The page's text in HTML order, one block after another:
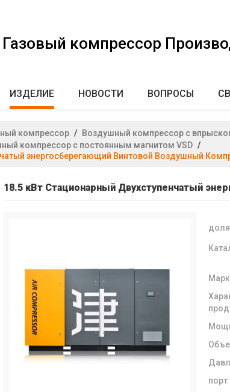
компрессор
ИЗДЕЛИЕ НОВОСТИ ВОПРОСЫ
компрессор / Воздушный компрессор с
компрессор с постоянным магнитом VSD /
энергосберегающий Винтовой Воздушный
18.5 кВт Стационарный Двухступенчатый
доля
порт